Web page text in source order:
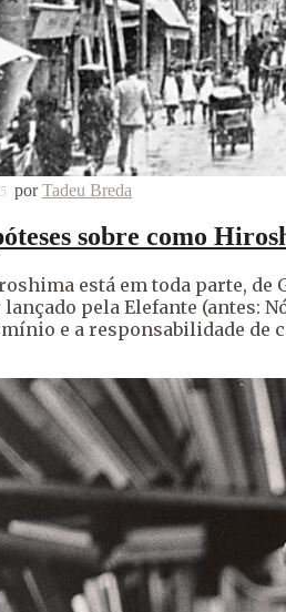
porTadeu Breda
sobre como
está em toda parte,
pela Elefante (antes:
e a responsabilidade